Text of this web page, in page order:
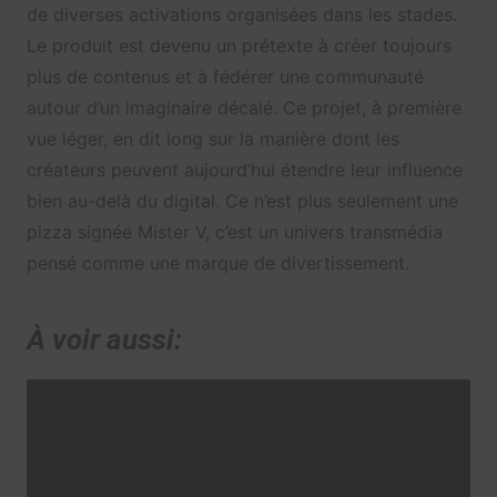
de diverses activations organisées dans les stades.
Le produit est devenu un prétexte à créer toujours
plus de contenus et à fédérer une communauté
autour d’un imaginaire décalé. Ce projet, à première
vue léger, en dit long sur la manière dont les
créateurs peuvent aujourd’hui étendre leur influence
bien au-delà du digital. Ce n’est plus seulement une
pizza signée Mister V, c’est un univers transmédia
pensé comme une marque de divertissement.
À voir aussi: